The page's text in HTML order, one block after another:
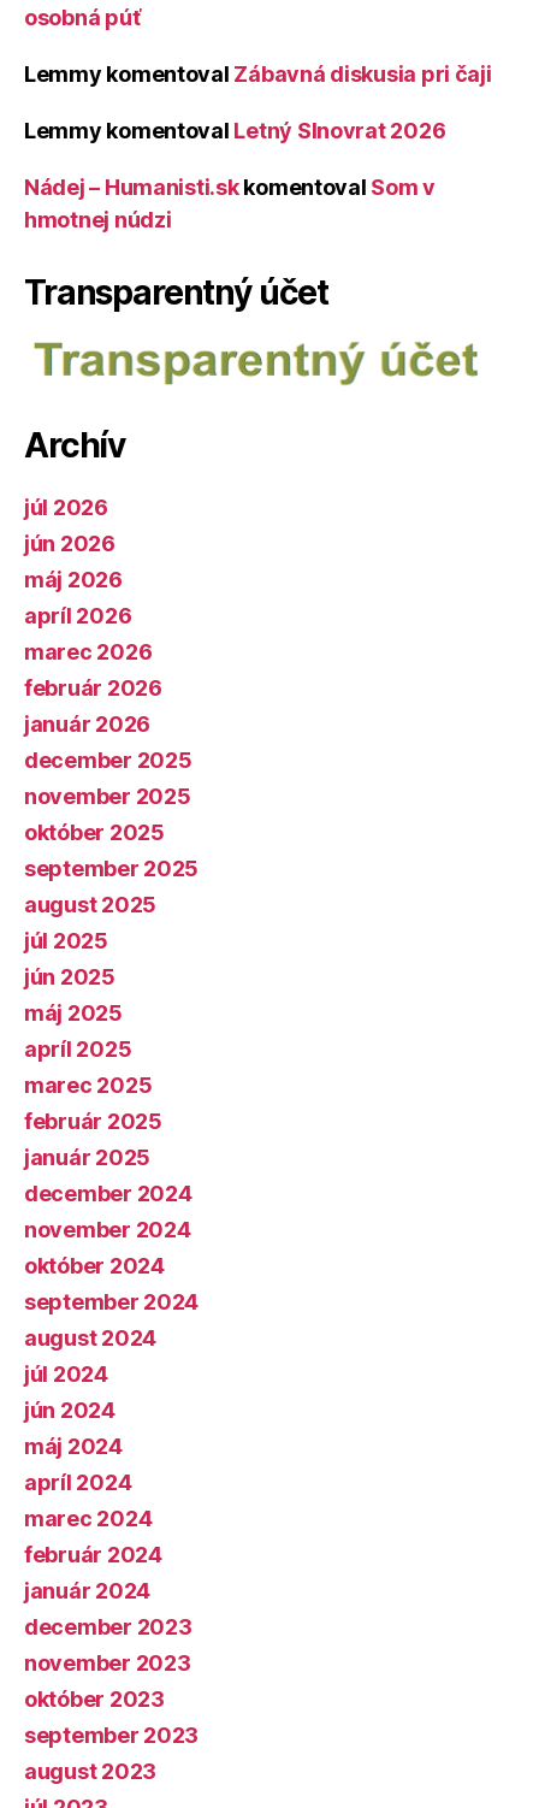
osobná púť
Lemmy komentoval Zábavná diskusia pri čaji
Lemmy komentoval Letný Slnovrat 2026
Nádej – Humanisti.skkomentoval Som v
hmotnej núdzi
Transparentný účet
Archív
júl 2026
jún 2026
máj 2026
apríl 2026
marec 2026
február 2026
január 2026
december 2025
november 2025
október 2025
september 2025
august 2025
júl 2025
jún 2025
máj 2025
apríl 2025
marec 2025
február 2025
január 2025
december 2024
november 2024
október 2024
september 2024
august 2024
júl 2024
jún 2024
máj 2024
apríl 2024
marec 2024
február 2024
január 2024
december 2023
november 2023
október 2023
september 2023
august 2023